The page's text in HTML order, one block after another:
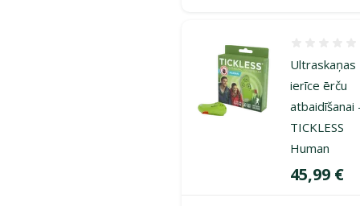
Ultraskaņas
ierīce ērču
atbaidīšanai
TICKLESS
Human
Cena
45,99 €